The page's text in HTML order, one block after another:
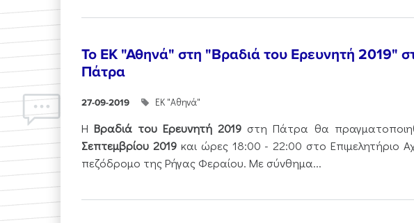
Το ΕΚ "Αθηνά" στη "Βραδιά του Ερευνητή 2019"
Πάτρα
27-09-2019 ΕΚ "Αθηνά"
ΗΒραδιά του Ερευνητή 2019 στη Πάτρα θα
Σεπτεμβρίου 2019και ώρες 18:00 - 22:00 στο Επιμελητήριο
πεζόδρομο της Ρήγας Φεραίου. Με σύνθημα...